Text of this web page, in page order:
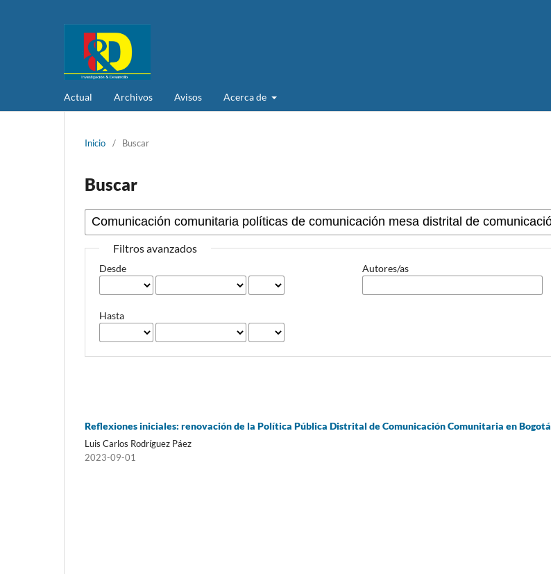
Actual Archivos Avisos Acerca de
Inicio / Buscar
Buscar
Filtros avanzados
Desde
Hasta
Autores/as
Reflexiones iniciales: renovación de la Política Pública Distrital de Comunicación Comunitaria en Bogotá
Luis Carlos Rodríguez Páez
2023-09-01